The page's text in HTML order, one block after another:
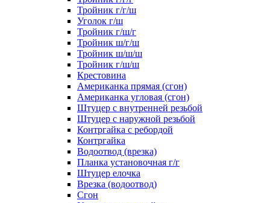
Тройник г/г/ш
Уголок г/ш
Тройник г/ш/г
Тройник ш/г/ш
Тройник ш/ш/ш
Тройник г/ш/ш
Крестовина
Американка прямая (сгон)
Американка угловая (сгон)
Штуцер с внутренней резьбой
Штуцер с наружной резьбой
Контргайка с ребордой
Контргайка
Водоотвод (врезка)
Планка установочная г/г
Штуцер елочка
Врезка (водоотвод)
Сгон